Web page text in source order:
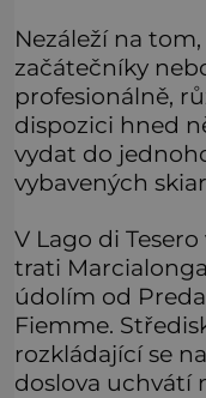
Nezáleží na
začátečníky
profesionálně,
dispozici hned
vydat do
vybavených
V Lago di
trati
údolím od
Fiemme.
rozkládající se
doslova uchvátí